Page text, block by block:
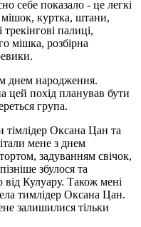
себе показало - це легкі
мішок, куртка, штани,
палиці,
мішка, розбірна
днем народження.
цей похід планував бути
група.
тімлідер Оксана Цан та
мене з днем
задуванням свічок,
збулося та
Кулуару. Також мені
тимлідер Оксана Цан.
залишилися тільки